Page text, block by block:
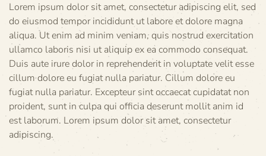
Lorem ipsum dolor sit amet, consectetur adipiscing elit, sed
do eiusmod tempor incididunt ut labore et dolore magna
aliqua. Ut enim ad minim veniam, quis nostrud exercitation
ullamco laboris nisi ut aliquip ex ea commodo consequat.
Duis aute irure dolor in reprehenderit in voluptate velit esse
cillum dolore eu fugiat nulla pariatur. Cillum dolore eu
fugiat nulla pariatur. Excepteur sint occaecat cupidatat non
proident, sunt in culpa qui officia deserunt mollit anim id
est laborum. Lorem ipsum dolor sit amet, consectetur
adipiscing.